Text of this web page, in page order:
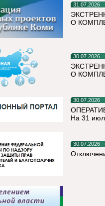
31.07.2026
О
30.07.2026
О
30.07.2026
На 31
30.07.2026